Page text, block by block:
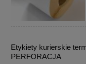
Etykiety kurierskie
PERFORACJA